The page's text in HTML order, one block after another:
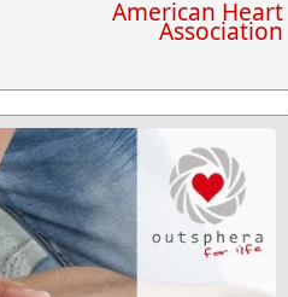
American Heart
Association